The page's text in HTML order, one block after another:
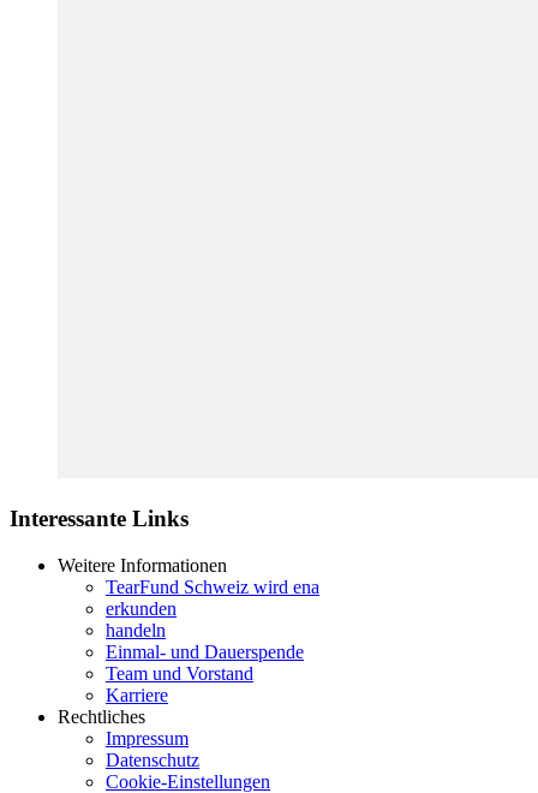
Interessante Links
Weitere Informationen
TearFund Schweiz wird ena
erkunden
handeln
Einmal- und Dauerspende
Team und Vorstand
Karriere
Rechtliches
Impressum
Datenschutz
Cookie-Einstellungen